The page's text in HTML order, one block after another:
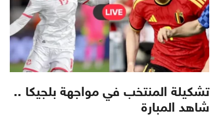
تشكيلة المنتخب في مواجهة بلجيكا ..
شاهد المبارة